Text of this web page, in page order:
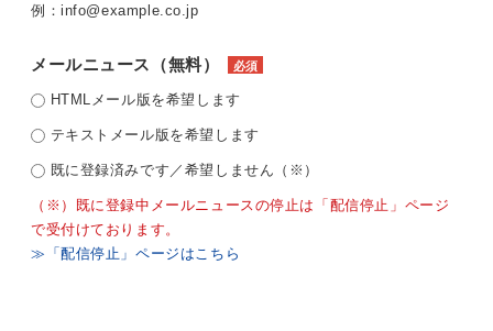
例：info@example.co.jp
メールニュース（無料） 必須
HTMLメール版を希望します
テキストメール版を希望します
既に登録済みです／希望しません（※）
（※）既に登録中メールニュースの停止は「配信停止」ページ
で受付けております。
≫「配信停止」ページはこちら